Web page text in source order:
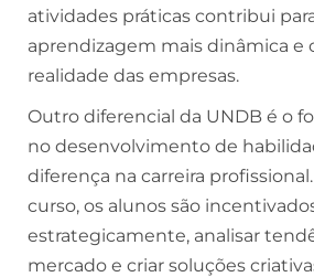
atividades práticas contribui
aprendizagem mais dinâmica e
realidade das empresas.
Outro diferencial da UNDB é o
no desenvolvimento de
diferença na carreira
curso, os alunos são
estrategicamente, analisar
mercado e criar soluções